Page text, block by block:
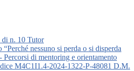
di n. 10 Tutor
nessuno si perda o si disperda
Percorsi di mentoring e orientamento
M4C1I1.4-2024-1322-P-48081 D.M.